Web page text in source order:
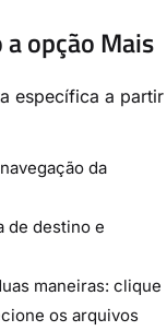
opção Mais
específica a partir
da
de destino e
maneiras: clique
os arquivos